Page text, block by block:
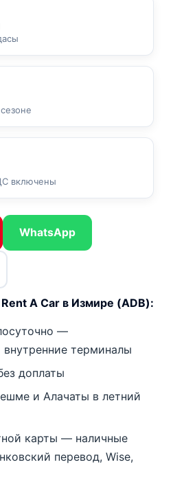
включены
WhatsApp
A Car в Измире (ADB):
—
терминалы
доплаты
и Алачаты в летний
карты — наличные
перевод, Wise,